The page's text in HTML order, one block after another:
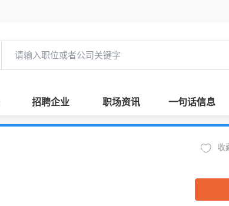
招聘企业 职场资讯 一句话信息
收